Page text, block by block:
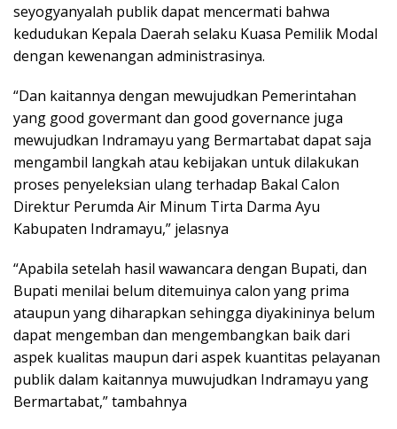
seyogyanyalah publik dapat mencermati bahwa
kedudukan Kepala Daerah selaku Kuasa Pemilik Modal
dengan kewenangan administrasinya.
“Dan kaitannya dengan mewujudkan Pemerintahan
yang good govermant dan good governance juga
mewujudkan Indramayu yang Bermartabat dapat saja
mengambil langkah atau kebijakan untuk dilakukan
proses penyeleksian ulang terhadap Bakal Calon
Direktur Perumda Air Minum Tirta Darma Ayu
Kabupaten Indramayu,” jelasnya
“Apabila setelah hasil wawancara dengan Bupati, dan
Bupati menilai belum ditemuinya calon yang prima
ataupun yang diharapkan sehingga diyakininya belum
dapat mengemban dan mengembangkan baik dari
aspek kualitas maupun dari aspek kuantitas pelayanan
publik dalam kaitannya muwujudkan Indramayu yang
Bermartabat,” tambahnya